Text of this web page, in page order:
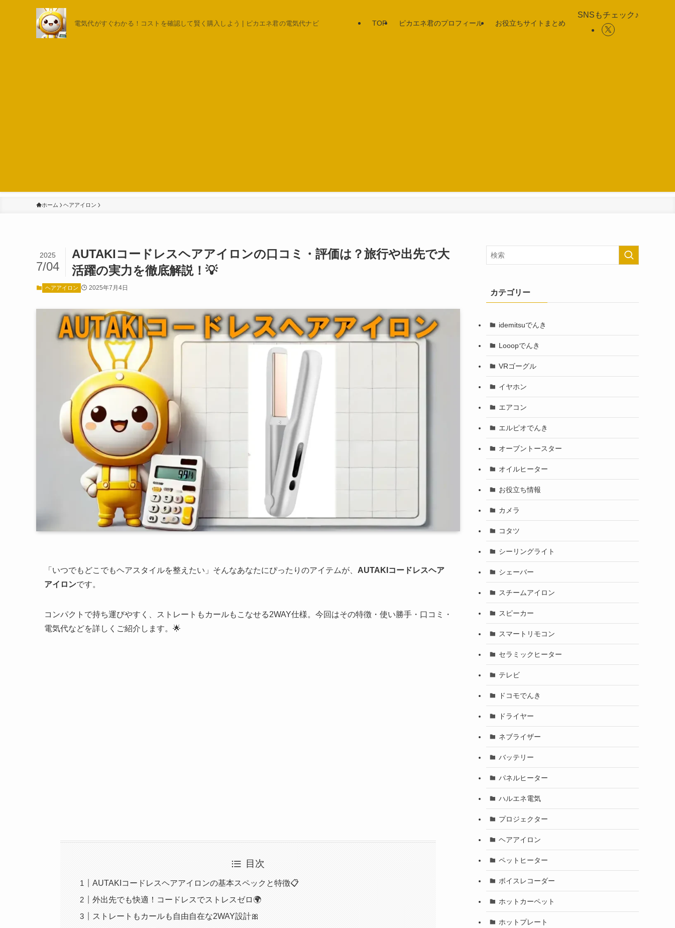
電気代がすぐわかる！コストを確認して賢く購入しよう | ピカエネ君の電気代ナビ TOP ピカエネ君のプロフィール お役立ちサイトまとめ
SNSもチェック♪
ホーム ヘアアイロン
AUTAKIコードレスヘアアイロンの口コミ・評価は？旅行や出先で大
活躍の実力を徹底解説！💡
2025
7/04
ヘアアイロン 2025年7月4日
「いつでもどこでもヘアスタイルを整えたい」そんなあなたにぴったりのアイテムが、 AUTAKIコードレスヘア
アイロンです。
コンパクトで持ち運びやすく、ストレートもカールもこなせる2WAY仕様。今回はその特徴・使い勝手・口コミ・
電気代などを詳しくご紹介します。🌟
目次
AUTAKIコードレスヘアアイロンの基本スペックと特徴📋
外出先でも快適！コードレスでストレスゼロ🌍
ストレートもカールも自由自在な2WAY設計🎀
カテゴリー
idemitsuでんき
Looopでんき
VRゴーグル
イヤホン
エアコン
エルピオでんき
オーブントースター
オイルヒーター
お役立ち情報
カメラ
コタツ
シーリングライト
シェーバー
スチームアイロン
スピーカー
スマートリモコン
セラミックヒーター
テレビ
ドコモでんき
ドライヤー
ネブライザー
バッテリー
パネルヒーター
ハルエネ電気
プロジェクター
ヘアアイロン
ペットヒーター
ボイスレコーダー
ホットカーペット
ホットプレート